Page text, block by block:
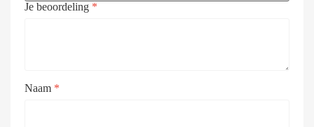
Je beoordeling *
Naam *